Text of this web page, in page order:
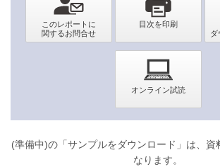
(準備中)の「サンプルをダウンロード」は、資
なります。